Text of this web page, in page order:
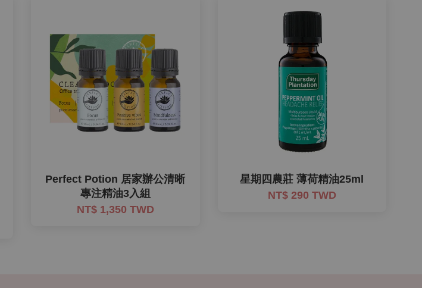
Perfect Potion 居家辦公清晰
專注精油3入組
NT$ 1,350 TWD
星期四農莊 薄荷精油25ml
NT$ 290 TWD